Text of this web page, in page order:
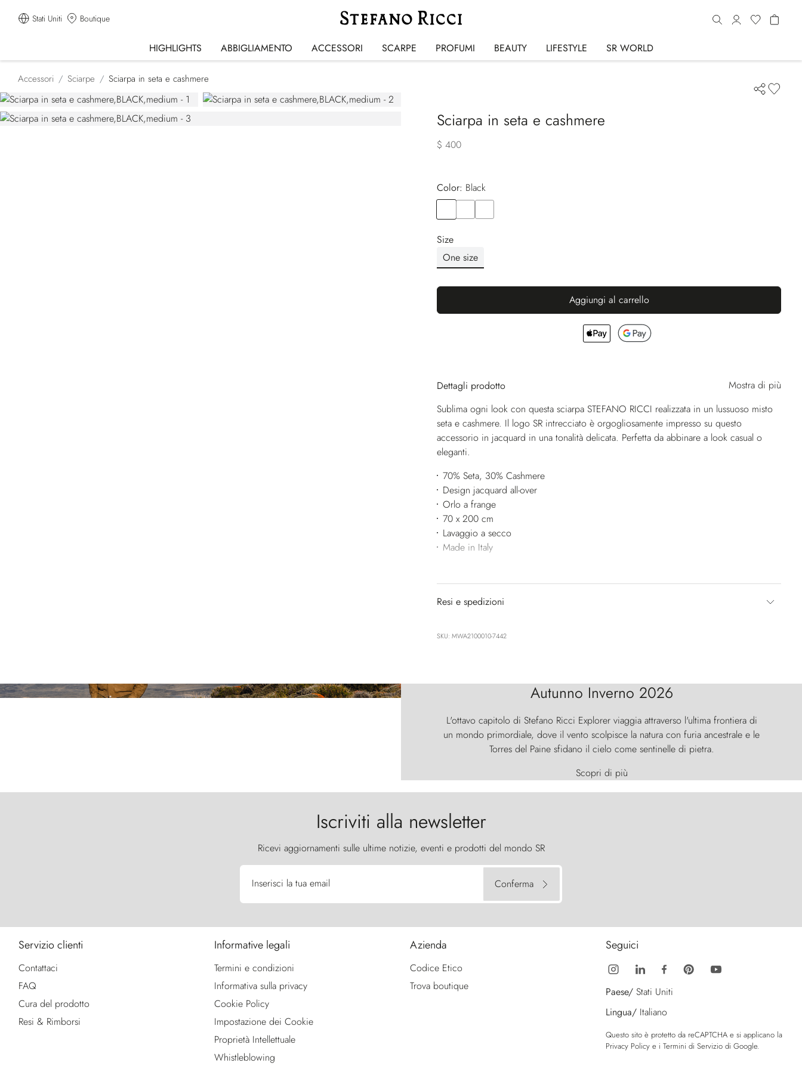
Stati Uniti Boutique
HIGHLIGHTS ABBIGLIAMENTO ACCESSORI SCARPE PROFUMI BEAUTY LIFESTYLE SR WORLD
Accessori Sciarpe Sciarpa in seta e cashmere
Sciarpa in seta e cashmere
$ 400
Color:
black
Size
One size
Aggiungi al carrello
Dettagli prodotto
Mostra di più
Sublima ogni look con questa sciarpa STEFANO RICCI realizzata in un lussuoso misto
seta e cashmere. Il logo SR intrecciato è orgogliosamente impresso su questo
accessorio in jacquard in una tonalità delicata. Perfetta da abbinare a look casual o
eleganti.
70% Seta, 30% Cashmere
Design jacquard all-over
Orlo a frange
70 x 200 cm
Lavaggio a secco
Made in Italy
Resi e spedizioni
SKU: MWA2100010-7442
Autunno Inverno 2026
L'ottavo capitolo di Stefano Ricci Explorer viaggia attraverso l'ultima frontiera di
un mondo primordiale, dove il vento scolpisce la natura con furia ancestrale e le
Torres del Paine sfidano il cielo come sentinelle di pietra.
Scopri di più
Iscriviti alla newsletter
Ricevi aggiornamenti sulle ultime notizie, eventi e prodotti del mondo SR
Inserisci la tua email Conferma
Servizio clienti
Contattaci
FAQ
Cura del prodotto
Resi & Rimborsi
Informative legali
Termini e condizioni
Informativa sulla privacy
Cookie Policy
Impostazione dei Cookie
Proprietà Intellettuale
Whistleblowing
Azienda
Codice Etico
Trova boutique
Seguici
Paese/ Stati Uniti
Lingua/ Italiano
Questo sito è protetto da reCAPTCHA e si applicano la
Privacy Policy e i Termini di Servizio di Google.